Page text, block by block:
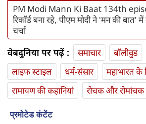
PM Modi Mann Ki Baat 134th
रिकॉर्ड बना रहे, पीएम मोदी ने 'मन की बात' में
चर्चा
वेबदुनिया पर पढ़ें : समाचार बॉलीवुड
लाइफ स्‍टाइल
धर्म-संसार
महाभारत के
रामायण की कहानियां
रोचक और रोमांचक